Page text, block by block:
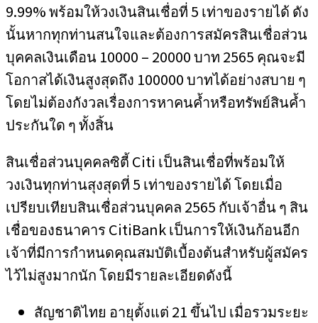
9.99% พร้อมให้วงเงินสินเชื่อที่ 5 เท่าของรายได้ ดัง
นั้นหากทุกท่านสนใจและต้องการสมัครสินเชื่อส่วน
บุคคลเงินเดือน 10000 – 20000 บาท 2565 คุณจะมี
โอกาสได้เงินสูงสุดถึง 100000 บาทได้อย่างสบาย ๆ
โดยไม่ต้องกังวลเรื่องการหาคนค้ำหรือทรัพย์สินค้ำ
ประกันใด ๆ ทั้งสิ้น
สินเชื่อส่วนบุคคลซิตี้ Citi เป็นสินเชื่อที่พร้อมให้
วงเงินทุกท่านสุงสุดที่ 5 เท่าของรายได้ โดยเมื่อ
เปรียบเทียบสินเชื่อส่วนบุคคล 2565 กับเจ้าอื่น ๆ สิน
เชื่อของธนาคาร CitiBank เป็นการให้เงินก้อนอีก
เจ้าที่มีการกำหนดคุณสมบัติเบื้องต้นสำหรับผู้สมัคร
ไว้ไม่สูงมากนัก โดยมีรายละเอียดดังนี้
สัญชาติไทย อายุตั้งแต่ 21 ขึ้นไป เมื่อรวมระยะ